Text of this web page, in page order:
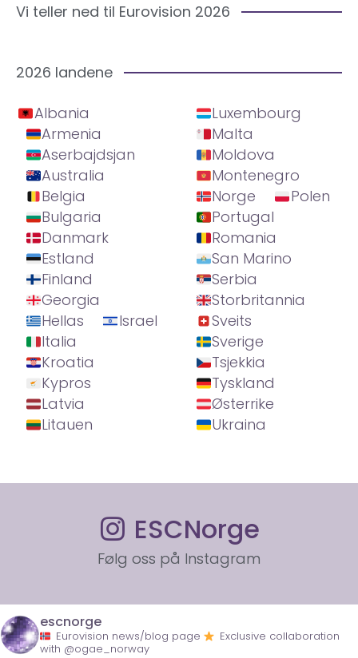
Vi teller ned til Eurovision 2026
2026 landene
Albania
Armenia
Aserbajdsjan
Australia
Belgia
Bulgaria
Danmark
Estland
Finland
Georgia
Hellas
Israel
Italia
Kroatia
Kypros
Latvia
Litauen
Luxembourg
Malta
Moldova
Montenegro
Norge
Polen
Portugal
Romania
San Marino
Serbia
Storbritannia
Sveits
Sverige
Tsjekkia
Tyskland
Østerrike
Ukraina
ESCNorge
Følg oss på Instagram
escnorge
Eurovision news/blog page
Exclusive collaboration
with @ogae_norway